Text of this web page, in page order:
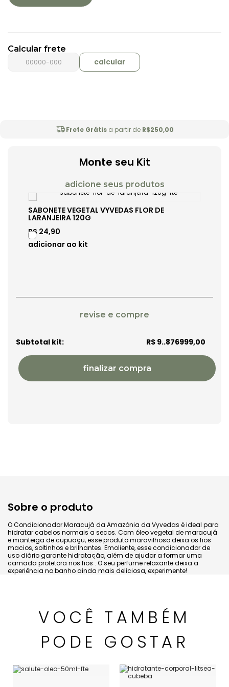
Calcular frete
calcular
Frete Grátisa partir de R$250,00
Monte seu Kit
SABONETE VEGETAL VYVEDAS FLOR DE
LARANJEIRA 120G
R$ 24,90
R$ 9..876999,00
Sobre o produto
O Condicionador Maracujá da Amazônia da Vyvedas é ideal para
hidratar cabelos normais a secos. Com óleo vegetal de maracujá
e manteiga de cupuaçu, esse produto maravilhoso deixa os fios
macios, soltinhos e brilhantes. Emoliente, esse condicionador de
uso diário garante hidratação, além de ajudar a formar uma
camada protetora nos fios . O seu perfume relaxante deixa a
experiência no banho ainda mais deliciosa, experimente!
VOCÊ TAMBÉM
PODE GOSTAR